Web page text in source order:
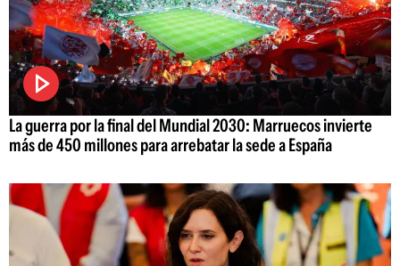
La guerra por la final del Mundial 2030: Marruecos invierte
más de 450 millones para arrebatar la sede a España